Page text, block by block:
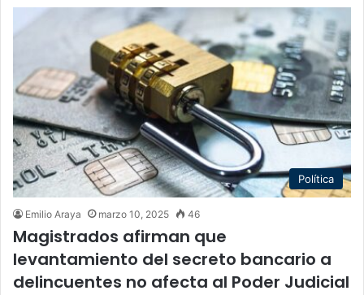
Política
Emilio Araya marzo 10, 2025 46
Magistrados afirman que
levantamiento del secreto bancario a
delincuentes no afecta al Poder Judicial